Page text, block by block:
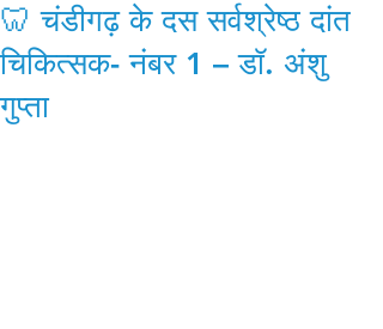
🦷 चंडीगढ़ के दस सर्वश्रेष्ठ दांत
चिकित्सक- नंबर 1 – डॉ. अंशु
गुप्ता